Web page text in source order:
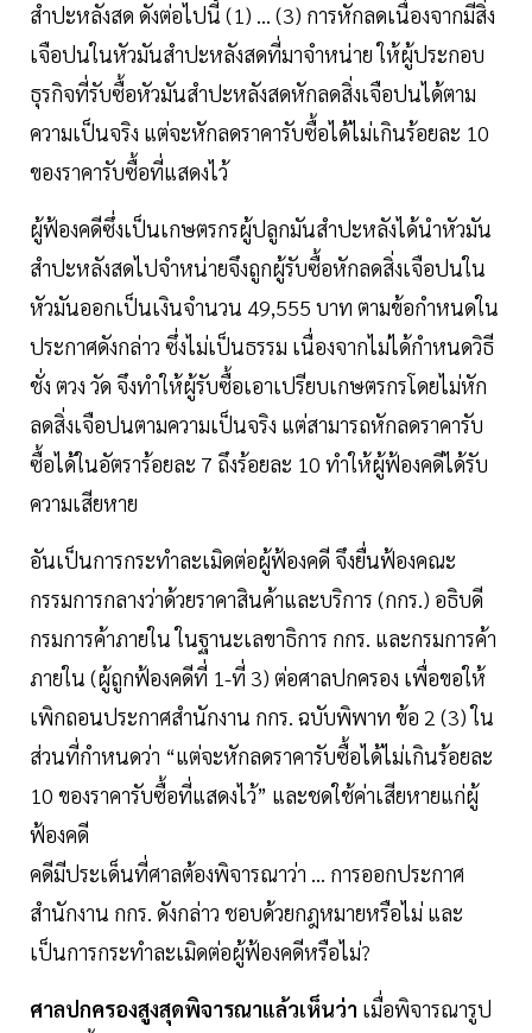
สำปะหลังสด ดังต่อไปนี้ (1) ... (3) การหักลดเนื่องจากมีสิ่ง
เจือปนในหัวมันสำปะหลังสดที่มาจำหน่าย ให้ผู้ประกอบ
ธุรกิจที่รับซื้อหัวมันสำปะหลังสดหักลดสิ่งเจือปนได้ตาม
ความเป็นจริง แต่จะหักลดราคารับซื้อได้ไม่เกินร้อยละ 10
ของราคารับซื้อที่แสดงไว้
ผู้ฟ้องคดีซึ่งเป็นเกษตรกรผู้ปลูกมันสำปะหลังได้นำหัวมัน
สำปะหลังสดไปจำหน่ายจึงถูกผู้รับซื้อหักลดสิ่งเจือปนใน
หัวมันออกเป็นเงินจำนวน 49,555 บาท ตามข้อกำหนดใน
ประกาศดังกล่าว ซึ่งไม่เป็นธรรม เนื่องจากไม่ได้กำหนดวิธี
ชั่ง ตวง วัด จึงทำให้ผู้รับซื้อเอาเปรียบเกษตรกรโดยไม่หัก
ลดสิ่งเจือปนตามความเป็นจริง แต่สามารถหักลดราคารับ
ซื้อได้ในอัตราร้อยละ 7 ถึงร้อยละ 10 ทำให้ผู้ฟ้องคดีได้รับ
ความเสียหาย
อันเป็นการกระทำละเมิดต่อผู้ฟ้องคดี จึงยื่นฟ้องคณะ
กรรมการกลางว่าด้วยราคาสินค้าและบริการ (กกร.) อธิบดี
กรมการค้าภายใน ในฐานะเลขาธิการ กกร. และกรมการค้า
ภายใน (ผู้ถูกฟ้องคดีที่ 1-ที่ 3) ต่อศาลปกครอง เพื่อขอให้
เพิกถอนประกาศสำนักงาน กกร. ฉบับพิพาท ข้อ 2 (3) ใน
ส่วนที่กำหนดว่า “แต่จะหักลดราคารับซื้อได้ไม่เกินร้อยละ
10 ของราคารับซื้อที่แสดงไว้” และชดใช้ค่าเสียหายแก่ผู้
ฟ้องคดี
คดีมีประเด็นที่ศาลต้องพิจารณาว่า ... การออกประกาศ
สำนักงาน กกร. ดังกล่าว ชอบด้วยกฎหมายหรือไม่ และ
เป็นการกระทำละเมิดต่อผู้ฟ้องคดีหรือไม่?
ศาลปกครองสูงสุดพิจารณาแล้วเห็นว่า เมื่อพิจารณารูป